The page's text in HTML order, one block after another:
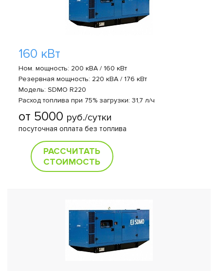
160 кВт
Ном. мощность: 200 кВА / 160 кВт
Резервная мощность: 220 кВА / 176 кВт
Модель: SDMO R220
Расход топлива при 75% загрузки: 31,7 л/ч
от 5000 руб./сутки
посуточная оплата без топлива
РАССЧИТАТЬ
СТОИМОСТЬ